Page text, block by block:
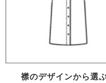
襟のデザインから選